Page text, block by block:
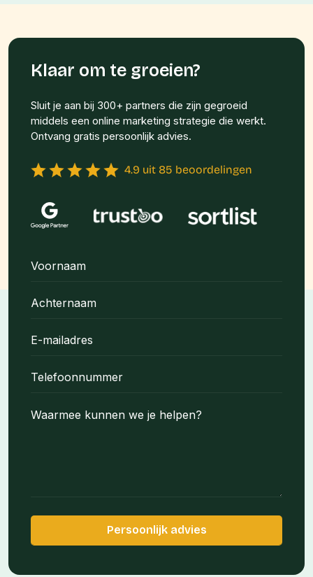
Klaar om te groeien?
Sluit je aan bij 300+ partners die zijn gegroeid
middels een online marketing strategie die werkt.
Ontvang gratis persoonlijk advies.
4.9 uit 85 beoordelingen